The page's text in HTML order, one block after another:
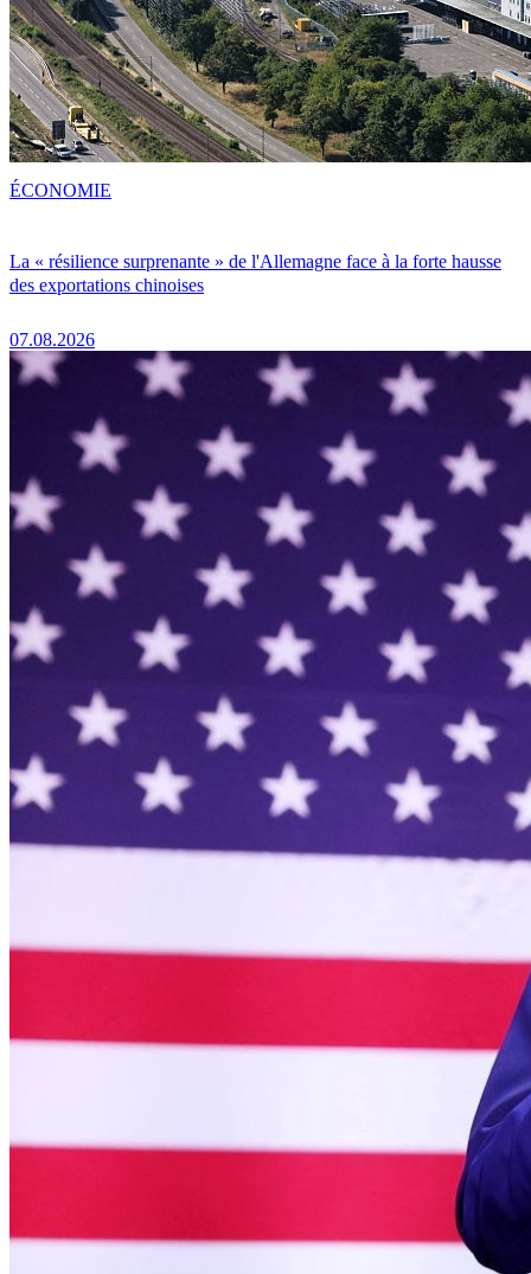
La « résilience surprenante » de l'Allemagne face à la forte hausse
des exportations chinoises
07.08.2026
ÉCONOMIE